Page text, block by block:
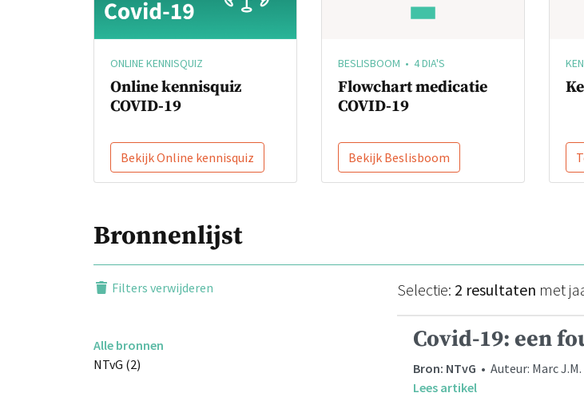
ONLINE KENNISQUIZ
Online kennisquiz
COVID-19
Bekijk Online kennisquiz
BESLISBOOM • 4 DIA'S
Flowchart medicatie
COVID-19
Bekijk Beslisboom
Bronnenlijst
Filters verwijderen
Alle bronnen
NTvG (2)
Selectie: 2 resultaten met
Covid-19: een
Bron: NTvG • Auteur: Marc
Lees artikel